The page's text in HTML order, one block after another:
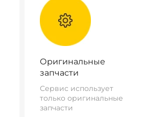
Оригинальные
запчасти
Сервис использует
только оригинальные
запчасти